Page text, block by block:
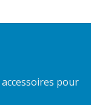
pour